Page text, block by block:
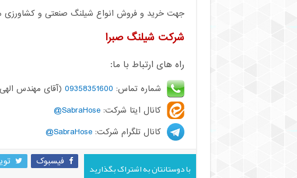
جهت خرید و فروش انواع شیلنگ صنعتی و کشاورزی می
شرکت شیلنگ صبرا
راه های ارتباط با ما:
شماره تماس: 09358351600 (آقای مهندس
کانال ایتا شرکت:SabraHose@
کانال تلگرام شرکت:SabraHose@
با دوستانتان به اشتراک بگذارید فیسبوک